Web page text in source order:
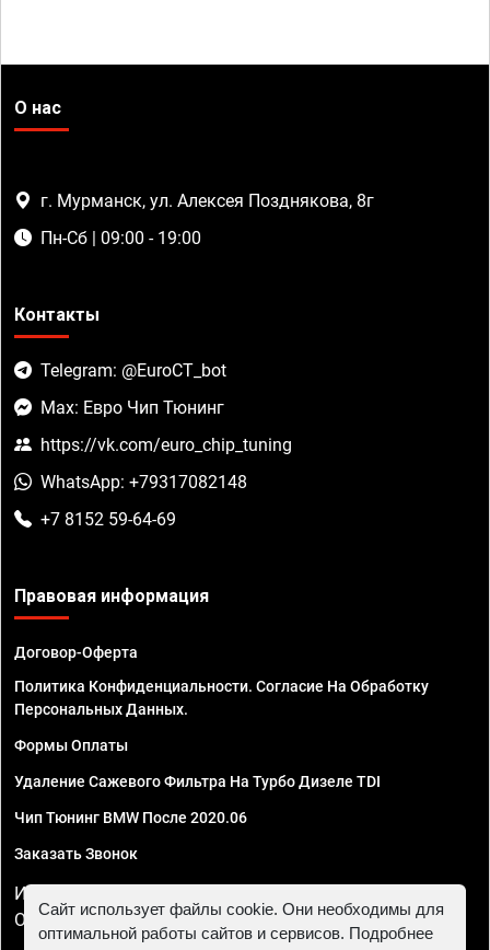
О нас
г. Мурманск, ул. Алексея Позднякова, 8г
Пн-Сб | 09:00 - 19:00
Контакты
Telegram: @EuroCT_bot
Max: Евро Чип Тюнинг
https://vk.com/euro_chip_tuning
WhatsApp: +79317082148
+7 8152 59-64-69
Правовая информация
Договор-Оферта
Политика Конфиденциальности. Согласие На Обработку
Персональных Данных.
Формы Оплаты
Удаление Сажевого Фильтра На Турбо Дизеле TDI
Чип Тюнинг BMW После 2020.06
Заказать Звонок
ИП Смирнов Георгий Павлович. ИНН 781302555843,
ОГРНИП 324470400032610
Сайт использует файлы cookie. Они необходимы для
оптимальной работы сайтов и сервисов. Подробнее